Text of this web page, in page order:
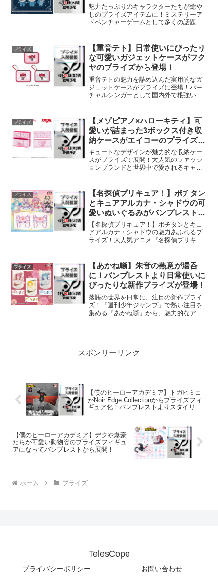
場！
魅力たっぷりのキャラクターたちが癒や
しのプライズアイテムに！ミステリーア
ドベンチャーゲームとして多くの話題を
ける人気ぬいぐるみシリーズとして、キ
ャラクターたちがとても可...
プライズ
【重音テト】日常使いにぴったり
な可愛いガジェットケースがフク
ヤのプライズから登場！
重音テトの魅力を詰め込んだ実用的なガ
ジェットケースがプライズに登場！バー
チャルシンガーとして国内外で根強い人
予定です。ファンにとっては見逃せない
グッズとなりそうですね。...
プライズ
【メゾピアノ×ハローキティ】可
愛いが詰まった3ボックス付き収
納ケースがエイコーのプライズで
登場！
キュートなデザインが魅力的な収納ケー
スがプライズで展開！大人気のファッシ
ョンブランドと世界中で愛されるキャラ
ロマンティックな世界観と、ハローキテ
ィの愛らしさが絶妙にマッ...
プライズ
【名探偵プリキュア！】ポチタン
とキュアアルカナ・シャドウの可
愛いぬいぐるみがバンプレストの
プライズに登場！
【名探偵プリキュア！】ポチタンとキュ
アアルカナ・シャドウの魅力あふれるプ
ライズ！大人気アニメ『名探偵プリキュ
開されます。作品の世界観を身近に感じ
られる、注目のグッズと言...
プライズ
【あかね噺】朱音の熱意が湯呑
に！バンプレストより日常使いに
ぴったりな新作プライズが登場！
落語の世界を日常に、注目の新作プライ
ズ！『週刊少年ジャンプ』で熱い注目を
集める『あかね噺』から、魅力的なアイ
スポンサーリンク
【僕のヒーローアカデミア】トガヒミコ
がNoir Edge Collectionからプライズフィ
ギュア化！バンプレストよりスタイリッ
【僕のヒーローアカデミア】デクや爆豪
たちが可愛い動物姿のプライズフィギュ
アになってバンプレストから展開！
ホーム プライズ
TelesCope
プライバシーポリシー
お問い合わせ